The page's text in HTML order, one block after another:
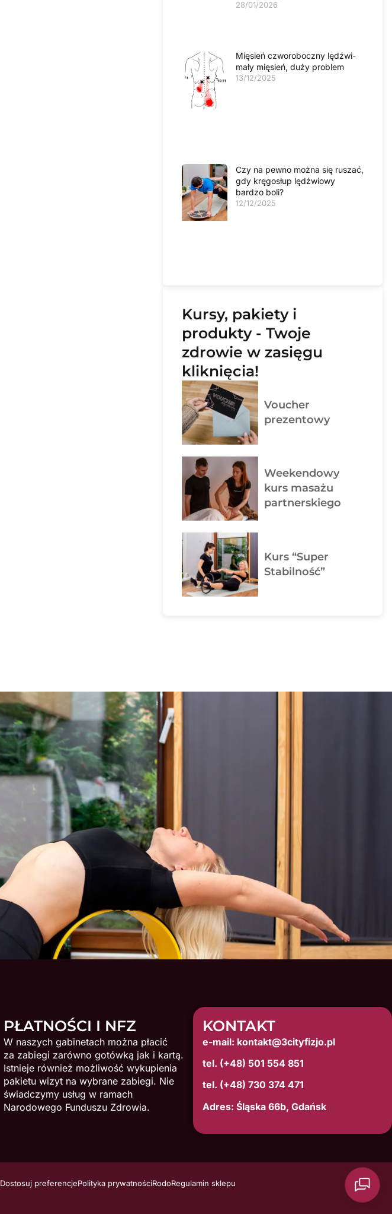
28/01/2026
Mięsień czworoboczny lędźwi-
mały mięsień, duży problem
13/12/2025
Czy na pewno można się ruszać,
gdy kręgosłup lędźwiowy
bardzo boli?
12/12/2025
Kursy, pakiety i
produkty - Twoje
zdrowie w zasięgu
kliknięcia!
Voucher
prezentowy
Weekendowy
kurs masażu
partnerskiego
Kurs “Super
Stabilność”
PŁATNOŚCI I NFZ
W naszych gabinetach można płacić
za zabiegi zarówno gotówką jak i kartą.
Istnieje również możliwość wykupienia
pakietu wizyt na wybrane zabiegi. Nie
świadczymy usług w ramach
Narodowego Funduszu Zdrowia.
KONTAKT
e-mail: kontakt@3cityfizjo.pl
tel. (+48) 501 554 851
tel. (+48) 730 374 471
Adres: Śląska 66b, Gdańsk
Dostosuj preferencjePolityka prywatnościRodoRegulamin sklepu